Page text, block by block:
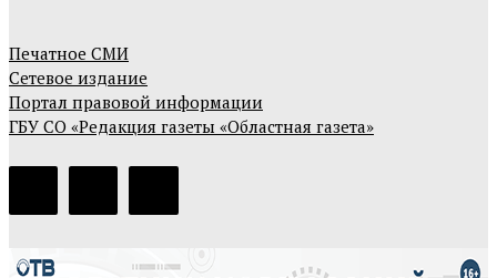
Печатное СМИ
Сетевое издание
Портал правовой информации
ГБУ СО «Редакция газеты «Областная газета»